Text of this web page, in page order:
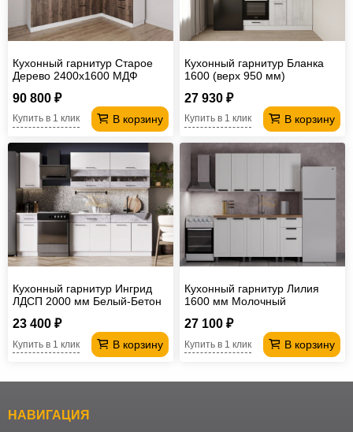
Кухонный гарнитур Старое
Дерево 2400х1600 МДФ
90 800 ₽
В корзину
Купить в 1 клик
Кухонный гарнитур Бланка
1600 (верх 950 мм)
27 930 ₽
В корзину
Купить в 1 клик
Кухонный гарнитур Ингрид
ЛДСП 2000 мм Белый-Бетон
23 400 ₽
В корзину
Купить в 1 клик
Кухонный гарнитур Лилия
1600 мм Молочный
27 100 ₽
В корзину
Купить в 1 клик
НАВИГАЦИЯ